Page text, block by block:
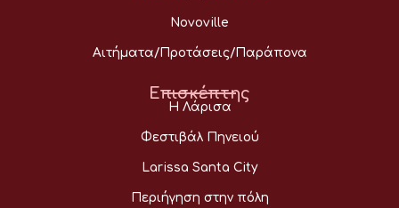
Novoville
Αιτήματα/Προτάσεις/Παράπονα
Επισκέπτης
Η Λάρισα
Φεστιβάλ Πηνειού
Larissa Santa City
Περιήγηση στην πόλη